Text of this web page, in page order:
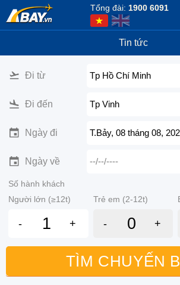
Tổng đài: 1900 6091
Tin tức
Đi từ Tp Hồ Chí Minh
Đi đến Tp Vinh
Ngày đi T.Bảy, 08 tháng 08,
Ngày về --/--/----
Số hành khách
Người lớn (≥12t)
Trẻ em (2-12t)
- + - +
TÌM CHUYẾN